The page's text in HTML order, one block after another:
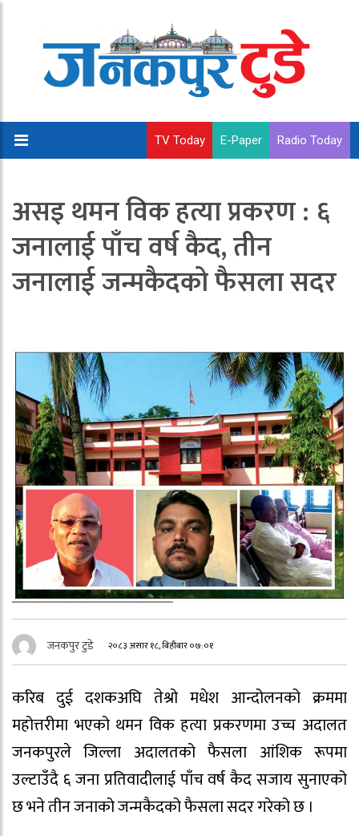
TV Today E-Paper Radio Today
असइ थमन विक हत्या प्रकरण : ६
जनालाई पाँच वर्ष कैद, तीन
जनालाई जन्मकैदको फैसला सदर
जनकपुर टुडे २०८३ असार १८, बिहीबार ०७:०१
करिब दुई दशकअघि तेश्रो मधेश आन्दोलनको क्रममा
महोत्तरीमा भएको थमन विक हत्या प्रकरणमा उच्च अदालत
जनकपुरले जिल्ला अदालतको फैसला आंशिक रूपमा
उल्टाउँदै ६ जना प्रतिवादीलाई पाँच वर्ष कैद सजाय सुनाएको
छ भने तीन जनाको जन्मकैदको फैसला सदर गरेको छ ।